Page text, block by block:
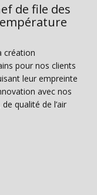
de file des
création
pour nos clients
leur empreinte
avec nos
qualité de l’air